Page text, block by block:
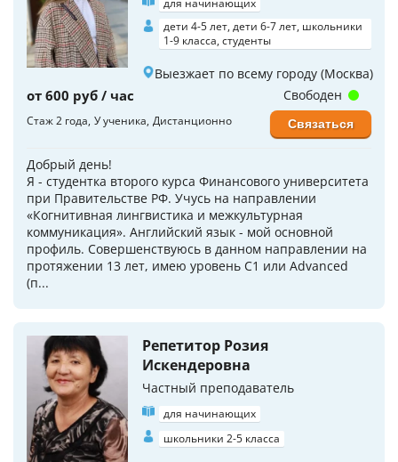
для начинающих
дети 4-5 лет, дети 6-7 лет, школьники
1-9 класса, студенты
Выезжает по всему городу (Москва)
от 600 руб / час
Стаж 2 года У ученика Дистанционно
Добрый день!
Я - студентка второго курса Финансового университета
при Правительстве РФ. Учусь на направлении
«Когнитивная лингвистика и межкультурная
коммуникация». Английский язык - мой основной
профиль. Совершенствуюсь в данном направлении на
протяжении 13 лет, имею уровень С1 или Advanced
(п...
Свободен
Связаться
Репетитор Розия
Искендеровна
Частный преподаватель
для начинающих
школьники 2-5 класса